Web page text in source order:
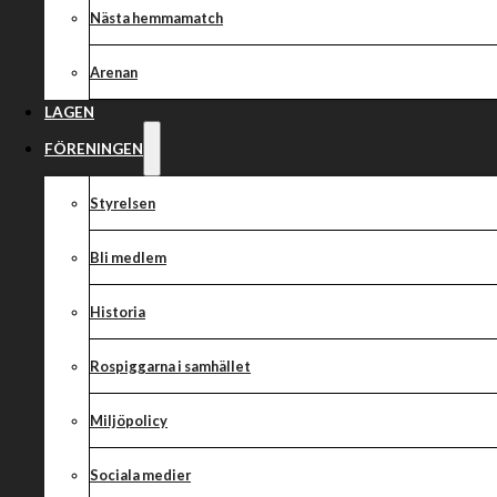
Nästa hemmamatch
Arenan
LAGEN
FÖRENINGEN
Styrelsen
Bli medlem
Historia
Rospiggarna i samhället
Miljöpolicy
Sociala medier
Rospiggarna
grundserien då vi välkomnar Lejonen till Credentia Arena.
Vi kommer då ställa upp med följande lag:
1. Patryk Dudek
2. Timo Lahti
3. Kai Huckenbeck
4. Kim Nilsson (K)
5. Adrian Miedzinski
6. Daniel Henderson
7. Erik Gheorghe
Lagledare: Peter Jansson